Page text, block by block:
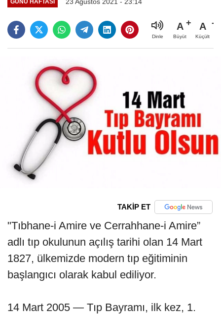
GÜNÜ HAFTASI
Dinle
A
Büyüt
A
Küçült
TAKİP ET
"Tıbhane-i Amire ve Cerrahhane-i Amire”
adlı tıp okulunun açılış tarihi olan 14 Mart
1827, ülkemizde modern tıp eğitiminin
başlangıcı olarak kabul ediliyor.
14 Mart 2005 — Tıp Bayramı, ilk kez, 1.